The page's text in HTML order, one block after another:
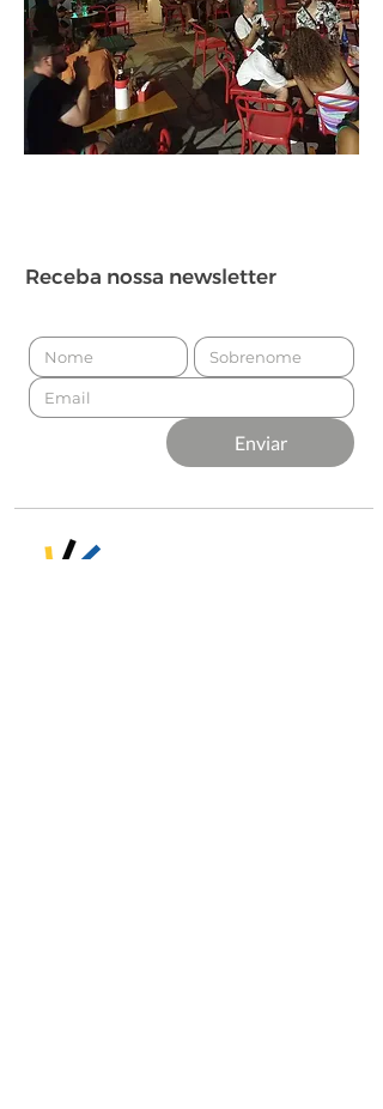
Receba nossa newsletter
Enviar